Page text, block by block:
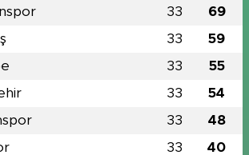
33 69
33 59
33 55
33 54
33 48
33 40